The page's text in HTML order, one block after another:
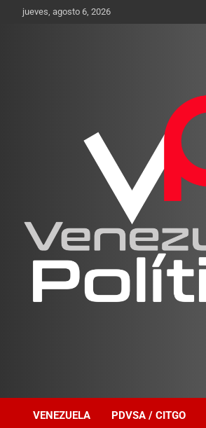
Saltarjueves, agosto 6, 2026
VENEZUELA PDVSA / CITGO